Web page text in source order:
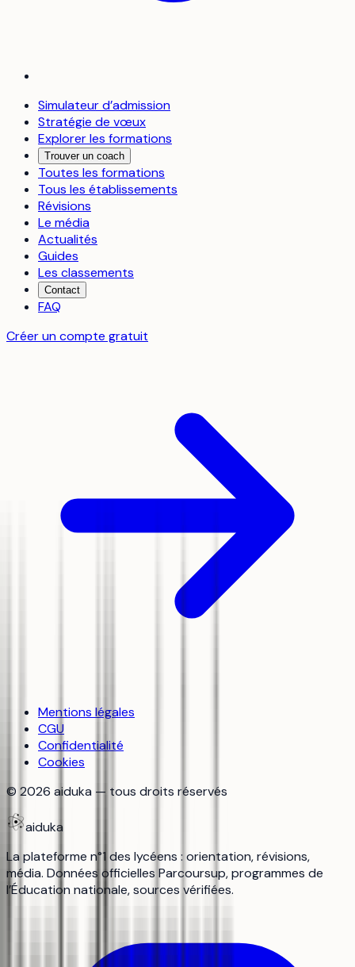
Simulateur d’admission
Stratégie de vœux
Explorer les formations
Trouver un coach
Toutes les formations
Tous les établissements
Révisions
Le média
Actualités
Guides
Les classements
Contact
FAQ
Créer un compte gratuit
Mentions légales
CGU
Confidentialité
Cookies
© 2026 aiduka — tous droits réservés
aiduka
La plateforme n°1 des lycéens : orientation, révisions,
média. Données officielles Parcoursup, programmes de
l’Éducation nationale, sources vérifiées.